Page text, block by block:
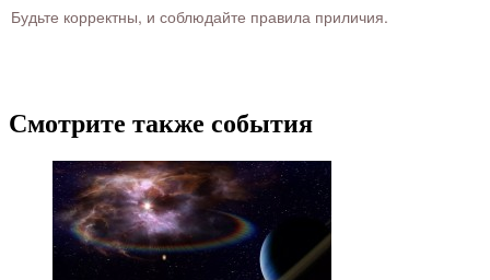
Будьте корректны, и соблюдайте правила приличия.
Смотрите также события